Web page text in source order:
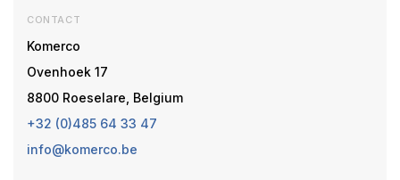
CONTACT
Komerco
Ovenhoek 17
8800 Roeselare, Belgium
+32 (0)485 64 33 47
info@komerco.be